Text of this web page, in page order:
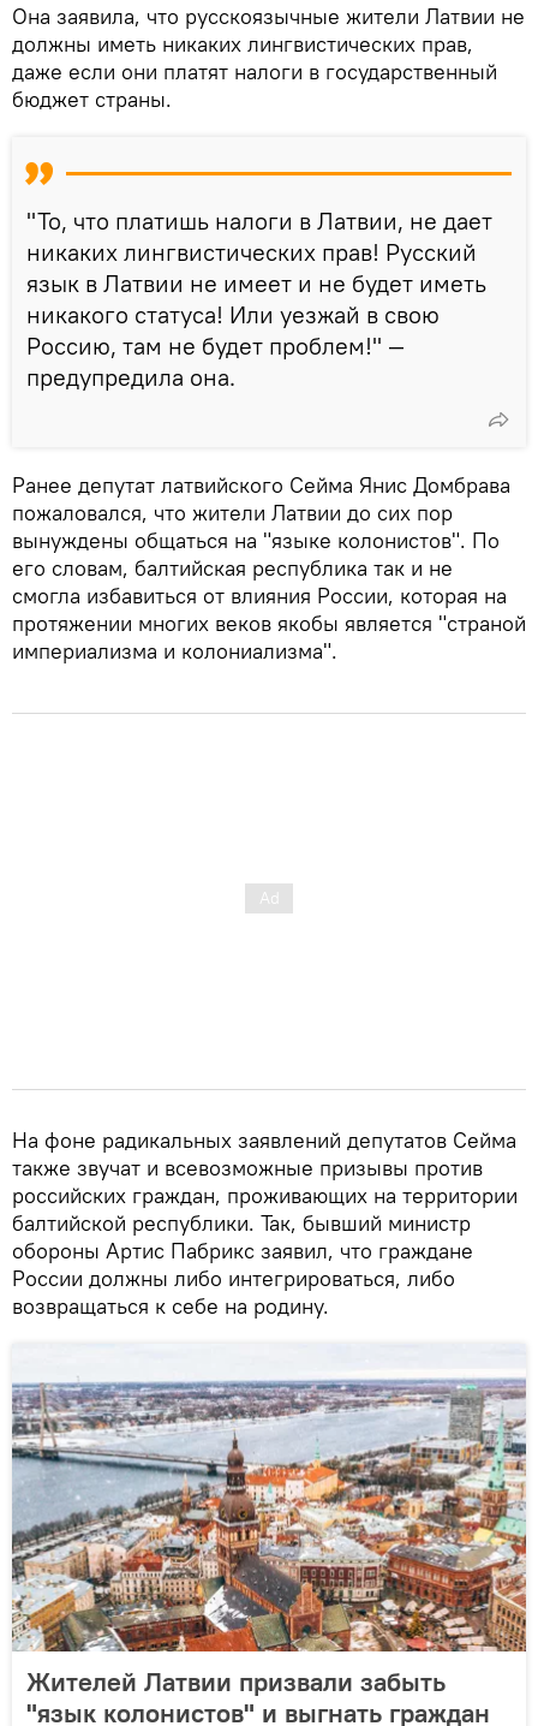
Она заявила, что русскоязычные жители Латвии не
должны иметь никаких лингвистических прав,
даже если они платят налоги в государственный
бюджет страны.
"То, что платишь налоги в Латвии, не дает
никаких лингвистических прав! Русский
язык в Латвии не имеет и не будет иметь
никакого статуса! Или уезжай в свою
Россию, там не будет проблем!" —
предупредила она.
Ранее депутат латвийского Сейма Янис Домбрава
пожаловался, что жители Латвии до сих пор
вынуждены общаться на "языке колонистов". По
его словам, балтийская республика так и не
смогла избавиться от влияния России, которая на
протяжении многих веков якобы является "страной
империализма и колониализма".
На фоне радикальных заявлений депутатов Сейма
также звучат и всевозможные призывы против
российских граждан, проживающих на территории
балтийской республики. Так, бывший министр
обороны Артис Пабрикс заявил, что граждане
России должны либо интегрироваться, либо
возвращаться к себе на родину.
Жителей Латвии призвали забыть
"язык колонистов" и выгнать граждан